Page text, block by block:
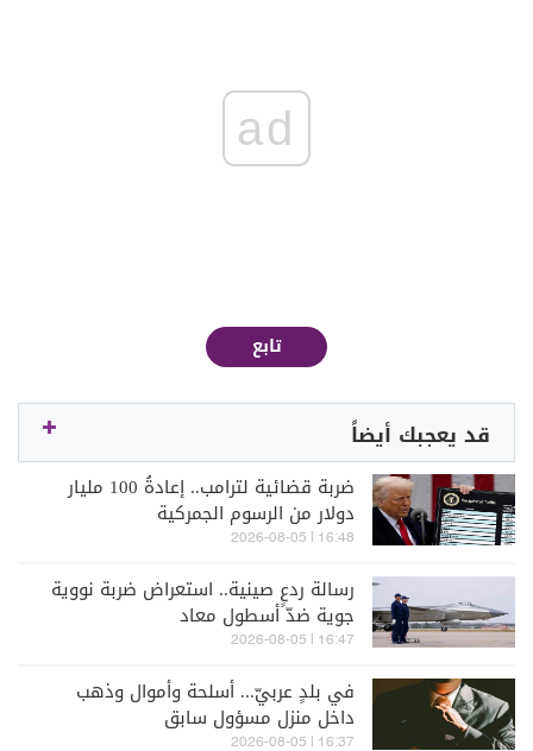
ad
تابع
قد يعجبك أيضاً
ضربة قضائية لترامب.. إعادةُ 100 مليار
دولار من الرسوم الجمركية
16:48 | 2026-08-05
رسالة ردعٍ صينية.. استعراض ضربة نووية
جوية ضدّ أسطول معاد
16:47 | 2026-08-05
في بلدٍ عربيّ... أسلحة وأموال وذهب
داخل منزل مسؤول سابق
16:37 | 2026-08-05